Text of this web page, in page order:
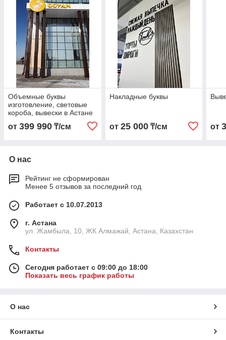
Объемные буквы
изготовление, световые
короба, вывески в Астане
от 399 990 ₸/см
Накладные буквы
от 25 000₸/см от
О нас
Рейтинг не сформирован
Менее 5 отзывов за последний год
Работает с 10.07.2013
г. Астана
ул. Жамбыла, 10, ЖК Алмажай, Астана, Казахстан
Контакты
Сегодня работает с 09:00 до 18:00
Показать весь график работы
О нас
Контакты